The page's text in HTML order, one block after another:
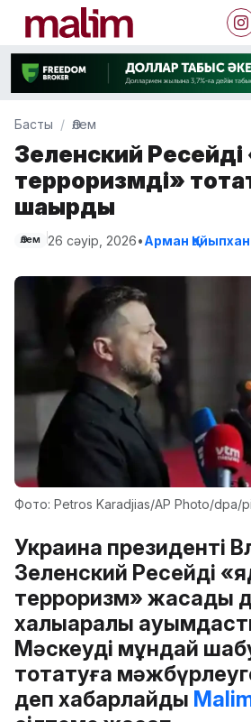
Басты Әлем
Зеленский Ресейді
терроризмді»
шақырды
Әлем 26 сәуір, 2026•Арман Қайыпхан
Фото: Petros Karadjias/AP Photo/dpa/
Украина президенті
Зеленский Ресейді
терроризм» жасады
халықаралық
Мәскеуді мұндай
тоқтатуға
деп хабарлайды